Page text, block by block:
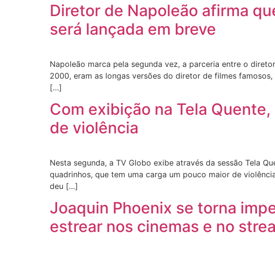
Diretor de Napoleão afirma
será lançada em breve
Napoleão marca pela segunda vez, a parceria entre o
2000, eram as longas versões do diretor de filmes
[…]
Com exibição na Tela
de violência
Nesta segunda, a TV Globo exibe através da sessão Tela
quadrinhos, que tem uma carga um pouco maior de
deu […]
Joaquin Phoenix se torna
estrear nos cinemas e no